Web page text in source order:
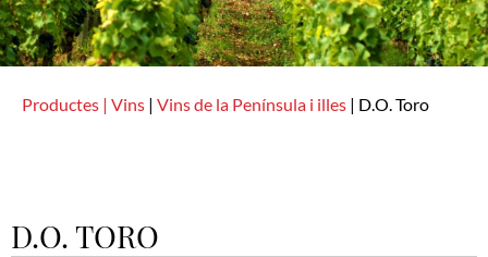
Productes | Vins | Vins de la Península i illes | D.O. Toro
D.O. TORO